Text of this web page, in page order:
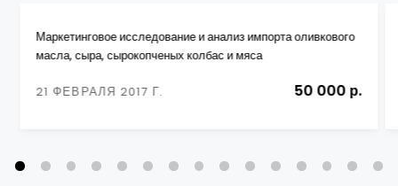
Маркетинговое исследование и анализ импорта оливкового
масла, сыра, сырокопченых колбас и мяса
21 ФЕВРАЛЯ 2017 Г. 50 000 р.